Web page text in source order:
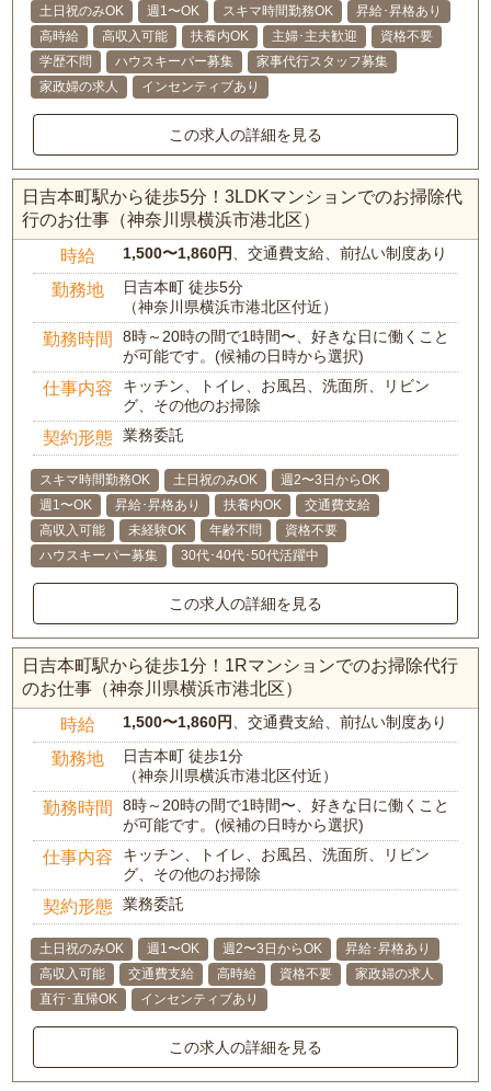
土日祝のみOK 週1〜OK スキマ時間勤務OK
昇給･昇格あり
高時給
高収入可能 扶養内OK 主婦･主夫歓迎
資格不要
学歴不問
ハウスキーパー募集
家事代行スタッフ募集
家政婦の求人
インセンティブあり
この求人の詳細を見る
日吉本町駅から徒歩5分！3LDKマンションでのお掃除代
行のお仕事（神奈川県横浜市港北区）
時給 1,500〜1,860円 、交通費支給、前払い制度あり
勤務地
日吉本町 徒歩5分
（神奈川県横浜市港北区付近）
勤務時間
8時～20時の間で1時間〜、好きな日に働くこと
が可能です。(候補の日時から選択)
仕事内容
キッチン、トイレ、お風呂、洗面所、リビン
グ、その他のお掃除
契約形態 業務委託
スキマ時間勤務OK 土日祝のみOK
週2〜3日からOK
週1〜OK
昇給･昇格あり 扶養内OK
交通費支給
高収入可能
未経験OK 年齢不問
資格不要
ハウスキーパー募集
30代･40代･50代活躍中
この求人の詳細を見る
日吉本町駅から徒歩1分！1Rマンションでのお掃除代行
のお仕事（神奈川県横浜市港北区）
時給 1,500〜1,860円 、交通費支給、前払い制度あり
勤務地
日吉本町 徒歩1分
（神奈川県横浜市港北区付近）
勤務時間
8時～20時の間で1時間〜、好きな日に働くこと
が可能です。(候補の日時から選択)
仕事内容
キッチン、トイレ、お風呂、洗面所、リビン
グ、その他のお掃除
契約形態 業務委託
土日祝のみOK 週1〜OK 週2〜3日からOK
昇給･昇格あり
高収入可能
交通費支給 高時給 資格不要
家政婦の求人
直行･直帰OK
インセンティブあり
この求人の詳細を見る